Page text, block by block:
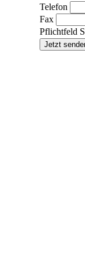
Telefon
Fax
Pflichtfeld
Jetzt